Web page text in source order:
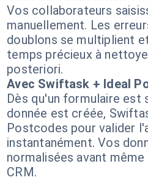
Vos collaborateurs
manuellement. Les
doublons se multiplient
temps précieux à
posteriori.
Avec Swiftask + Ideal
Dès qu'un formulaire est
donnée est créée,
Postcodes pour valider
instantanément. Vos
normalisées avant
CRM.